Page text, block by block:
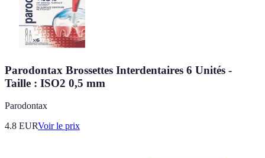
Parodontax Brossettes Interdentaires 6 Unités -
Taille : ISO2 0,5 mm
Parodontax
4.8 EURVoir le prix